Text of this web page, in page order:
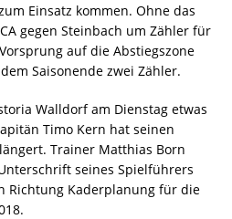
Einsatz kommen. Ohne das
gegen Steinbach um Zähler für
auf die Abstiegszone
Saisonende zwei Zähler.
Walldorf am Dienstag etwas
Timo Kern hat seinen
Trainer Matthias Born
seines Spielführers
Richtung Kaderplanung für die